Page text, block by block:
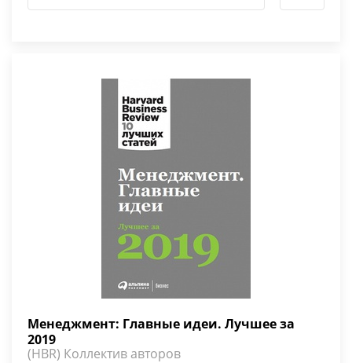
Менеджмент: Главные идеи. Лучшее за
2019
(HBR) Коллектив авторов